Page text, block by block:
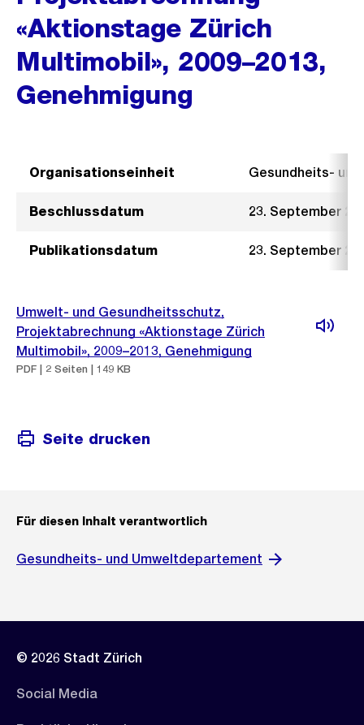
«Aktionstage Zürich
Multimobil», 2009–2013,
Genehmigung
Organisationseinheit Gesundheits-
Beschlussdatum 23. September
Publikationsdatum 23. September
Umwelt- und Gesundheitsschutz,
Projektabrechnung «Aktionstage Zürich
Multimobil», 2009–2013, Genehmigung
PDF | 2 Seiten | 149 KB
Seite drucken
Für diesen Inhalt verantwortlich
Gesundheits- und Umweltdepartement
© 2026 Stadt Zürich
Social Media